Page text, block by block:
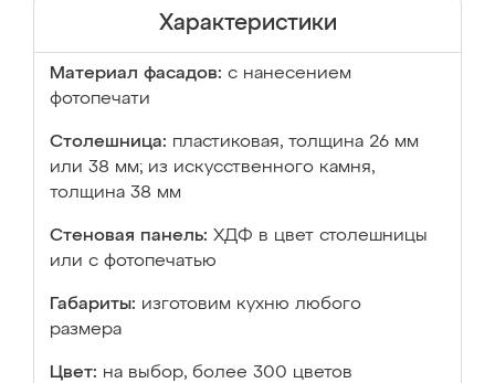
Характеристики
Материал фасадов: с нанесением
фотопечати
Столешница: пластиковая, толщина 26 мм
или 38 мм; из искусственного камня,
толщина 38 мм
Стеновая панель: ХДФ в цвет столешницы
или с фотопечатью
Габариты: изготовим кухню любого
размера
Цвет: на выбор, более 300 цветов